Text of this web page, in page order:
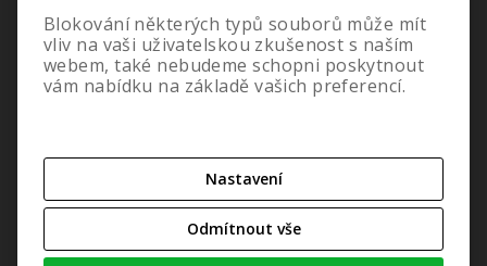
Moje objednávky
Jak se stát naším velkoobchodním partnerem
Ochrana osobních údajů
Odstoupení od smlouvy
Blokování některých typů souborů může mít
vliv na vaši uživatelskou zkušenost s naším
webem, také nebudeme schopni poskytnout
vám nabídku na základě vašich preferencí.
Nastavení
Odmítnout vše